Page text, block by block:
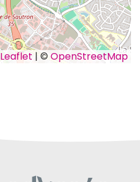
Leaflet |©OpenStreetMap